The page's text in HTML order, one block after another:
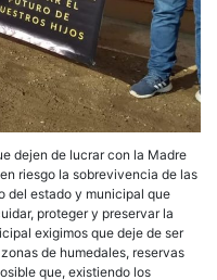
dejen de lucrar con la Madre
riesgo la sobrevivencia de las
del estado y municipal que
proteger y preservar la
exigimos que deje de ser
de humedales, reservas
que, existiendo los